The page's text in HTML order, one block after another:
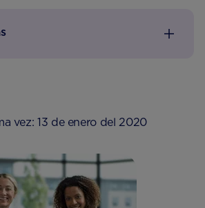
vez: 13 de enero del 2020